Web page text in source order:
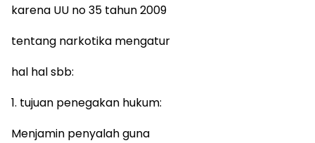
karena UU no 35 tahun 2009
tentang narkotika mengatur
hal hal sbb:
1. tujuan penegakan hukum:
Menjamin penyalah guna